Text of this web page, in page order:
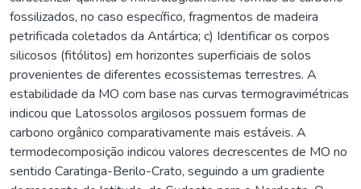
fossilizados, no caso específico, fragmentos de madeira
petrificada coletados da Antártica; c) Identificar os corpos
silicosos (fitólitos) em horizontes superficiais de solos
provenientes de diferentes ecossistemas terrestres. A
estabilidade da MO com base nas curvas termogravimétricas
indicou que Latossolos argilosos possuem formas de
carbono orgânico comparativamente mais estáveis. A
termodecomposição indicou valores decrescentes de MO no
sentido Caratinga-Berilo-Crato, seguindo a um gradiente